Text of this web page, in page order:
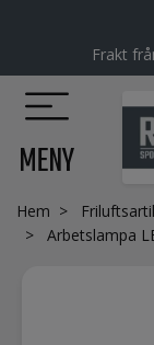
Frakt
MENY
Hem
Arbetslampa